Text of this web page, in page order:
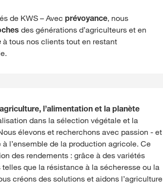
de KWS – Avecprévoyance, nous
des générations d’agriculteurs et en
à tous nos clients tout en restant
l’alimentation et la planète
dans la sélection végétale et la
élevons et recherchons avec passion - et
l’ensemble de la production agricole. Ce
des rendements : grâce à des variétés
que la résistance à la sécheresse ou la
créons des solutions et aidons l’agriculture